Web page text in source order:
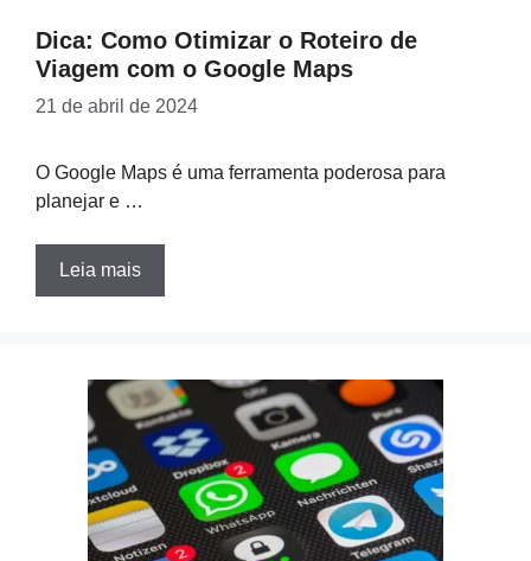
Dica: Como Otimizar o Roteiro de
Viagem com o Google Maps
21 de abril de 2024
O Google Maps é uma ferramenta poderosa para
planejar e …
Leia mais